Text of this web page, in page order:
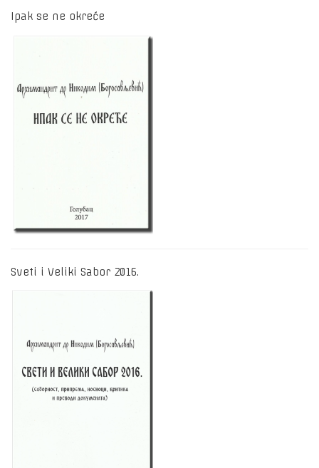
Ipak se ne okreće
Sveti i Veliki Sabor 2016.